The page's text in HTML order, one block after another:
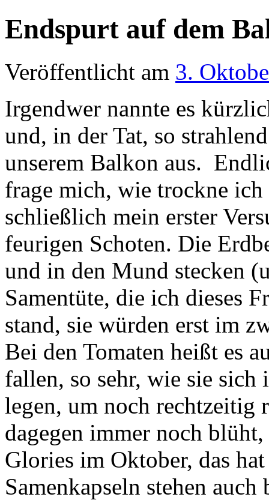
Endspurt auf dem
Veröffentlicht am 3.
Irgendwer nannte es
und, in der Tat, so
unserem Balkon aus.
frage mich, wie trockne
schließlich mein erster
feurigen Schoten. Die
und in den Mund stecken
Samentüte, die ich dieses
stand, sie würden erst im
Bei den Tomaten heißt es
fallen, so sehr, wie sie sich
legen, um noch
dagegen immer noch
Glories im Oktober, das
Samenkapseln stehen